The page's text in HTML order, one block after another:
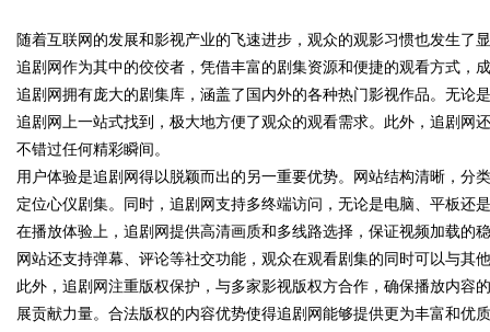
uz
随着互联网的发展和影视产业的飞速进步，观众的观影习惯也发生了
追剧网作为其中的佼佼者，凭借丰富的剧集资源和便捷的观看方式，
追剧网拥有庞大的剧集库，涵盖了国内外的各种热门影视作品。无论
追剧网上一站式找到，极大地方便了观众的观看需求。此外，追剧网
不错过任何精彩瞬间。
用户体验是追剧网得以脱颖而出的另一重要优势。网站结构清晰，分
定位心仪剧集。同时，追剧网支持多终端访问，无论是电脑、平板还
在播放体验上，追剧网提供高清画质和多线路选择，保证视频加载的
网站还支持弹幕、评论等社交功能，观众在观看剧集的同时可以与其
此外，追剧网注重版权保护，与多家影视版权方合作，确保播放内容
展贡献力量。合法版权的内容优势使得追剧网能够提供更为丰富和优